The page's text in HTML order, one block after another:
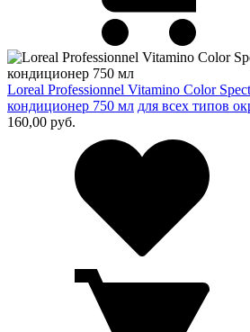
Loreal Professionnel Vitamino Color
кондиционер 750 мл для всех типов
160,00 руб.